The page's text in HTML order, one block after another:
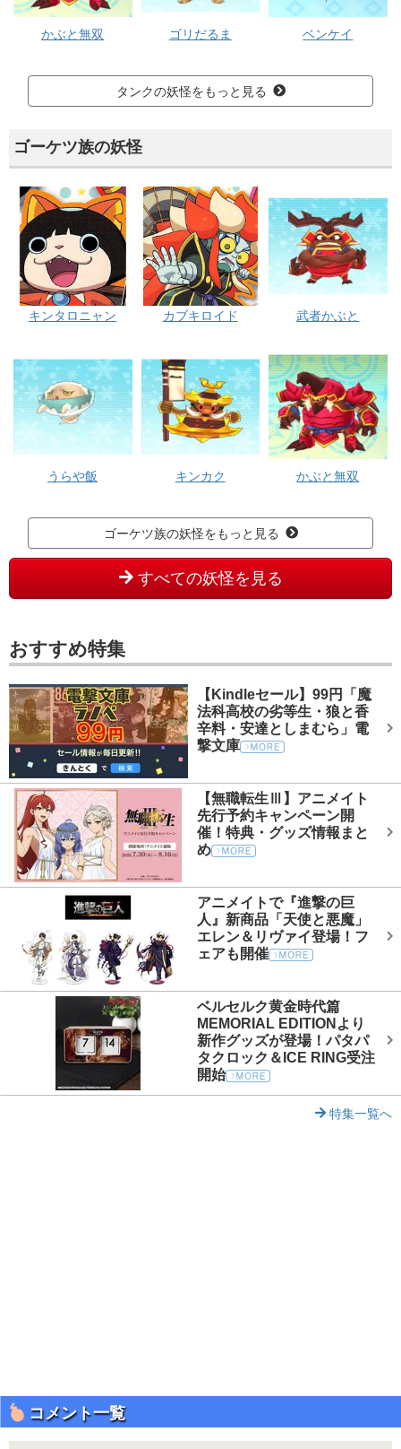
かぶと無双 ゴリだるま ベンケイ
タンクの妖怪をもっと見る
ゴーケツ族の妖怪
キンタロニャン カブキロイド 武者かぶと
うらや飯 キンカク かぶと無双
ゴーケツ族の妖怪をもっと見る
すべての妖怪を見る
おすすめ特集
【Kindleセール】99円「魔
法科高校の劣等生・狼と香
辛料・安達としまむら」電
撃文庫
【無職転生Ⅲ】アニメイト
先行予約キャンペーン開
催！特典・グッズ情報まと
め
アニメイトで『進撃の巨
人』新商品「天使と悪魔」
エレン＆リヴァイ登場！フ
ェアも開催
ベルセルク黄金時代篇
MEMORIAL EDITIONより
新作グッズが登場！パタパ
タクロック＆ICE RING受注
開始
特集一覧へ
コメント一覧